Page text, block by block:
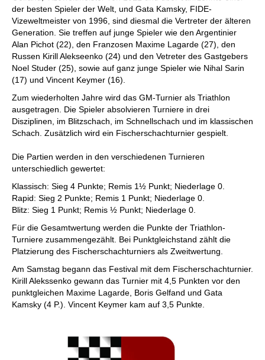
der besten Spieler der Welt, und Gata Kamsky, FIDE-
Vizeweltmeister von 1996, sind diesmal die Vertreter der älteren
Generation. Sie treffen auf junge Spieler wie den Argentinier
Alan Pichot (22), den Franzosen Maxime Lagarde (27), den
Russen Kirill Alekseenko (24) und den Vetreter des Gastgebers
Noel Studer (25), sowie auf ganz junge Spieler wie Nihal Sarin
(17) und Vincent Keymer (16).
Zum wiederholten Jahre wird das GM-Turnier als Triathlon
ausgetragen. Die Spieler absolvieren Turniere in drei
Disziplinen, im Blitzschach, im Schnellschach und im klassischen
Schach. Zusätzlich wird ein Fischerschachturnier gespielt.
Die Partien werden in den verschiedenen Turnieren
unterschiedlich gewertet:
Klassisch: Sieg 4 Punkte; Remis 1½ Punkt; Niederlage 0.
Rapid: Sieg 2 Punkte; Remis 1 Punkt; Niederlage 0.
Blitz: Sieg 1 Punkt; Remis ½ Punkt; Niederlage 0.
Für die Gesamtwertung werden die Punkte der Triathlon-
Turniere zusammengezählt. Bei Punktgleichstand zählt die
Platzierung des Fischerschachturniers als Zweitwertung.
Am Samstag begann das Festival mit dem Fischerschachturnier.
Kirill Alekssenko gewann das Turnier mit 4,5 Punkten vor den
punktgleichen Maxime Lagarde, Boris Gelfand und Gata
Kamsky (4 P.). Vincent Keymer kam auf 3,5 Punkte.